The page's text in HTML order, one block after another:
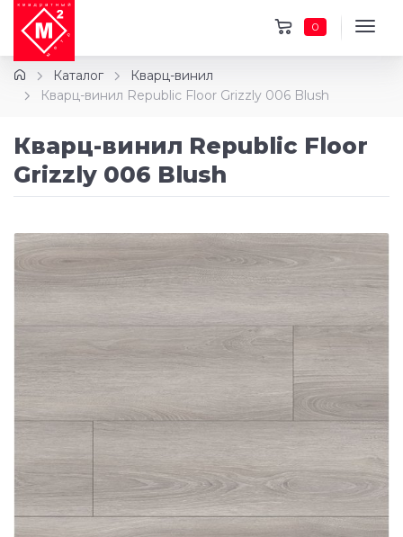
0
Каталог
Кварц-винил
Кварц-винил Republic Floor Grizzly 006 Blush
Кварц-винил Republic Floor
Grizzly 006 Blush